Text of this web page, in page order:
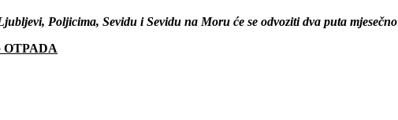
Poljicima, Sevidu i Sevidu na Moru će se odvoziti dva puta mjesečno
OTPADA